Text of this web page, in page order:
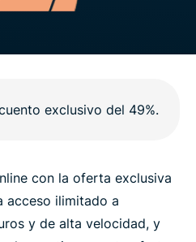
con la oferta exclusiva
acceso ilimitado a
y de alta velocidad, y